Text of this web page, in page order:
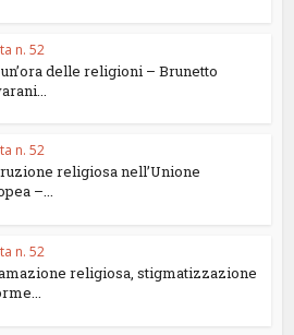
n. 52
delle religioni – Brunetto
n. 52
religiosa nell’Unione
–...
n. 52
religiosa, stigmatizzazione